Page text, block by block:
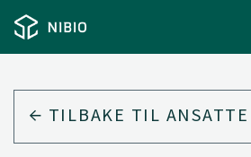
TILBAKE TIL ANSATTE